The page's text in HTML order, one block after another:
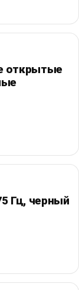
открытые
Гц, черный